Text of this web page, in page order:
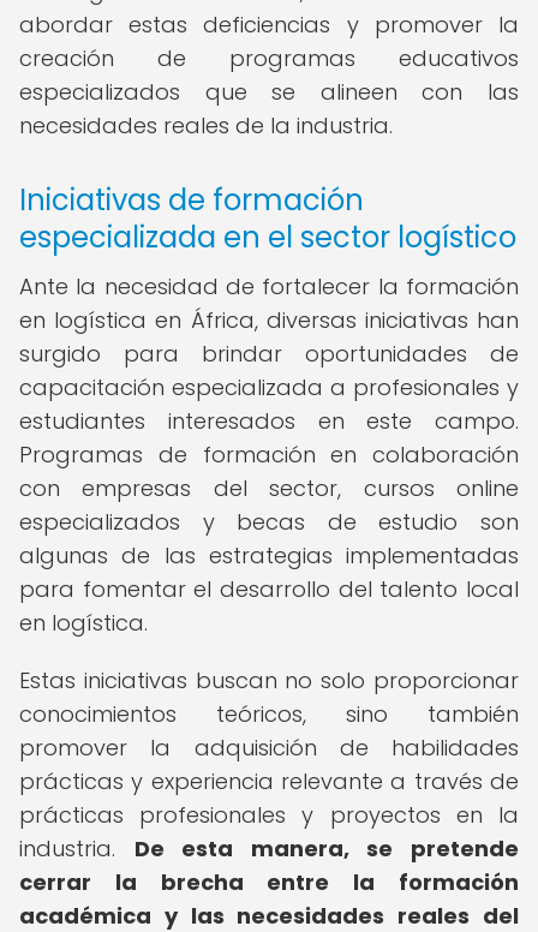
abordar estas deficiencias y promover la
creación de programas educativos
especializados que se alineen con las
necesidades reales de la industria.
Iniciativas de formación
especializada en el sector logístico
Ante la necesidad de fortalecer la formación
en logística en África, diversas iniciativas han
surgido para brindar oportunidades de
capacitación especializada a profesionales y
estudiantes interesados en este campo.
Programas de formación en colaboración
con empresas del sector, cursos online
especializados y becas de estudio son
algunas de las estrategias implementadas
para fomentar el desarrollo del talento local
en logística.
Estas iniciativas buscan no solo proporcionar
conocimientos teóricos, sino también
promover la adquisición de habilidades
prácticas y experiencia relevante a través de
prácticas profesionales y proyectos en la
industria. De esta manera, se pretende
cerrar la brecha entre la formación
académica y las necesidades reales del